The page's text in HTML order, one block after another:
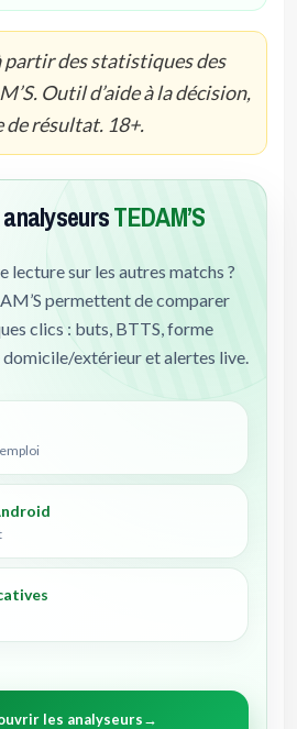
partir des statistiques des
Outil d’aide à la décision,
de résultat. 18+.
TEDAM’S
lecture sur les autres matchs ?
permettent de comparer
clics : buts, BTTS, forme
extérieur et alertes live.
les analyseurs→